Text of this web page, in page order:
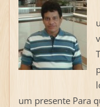
um presente Para